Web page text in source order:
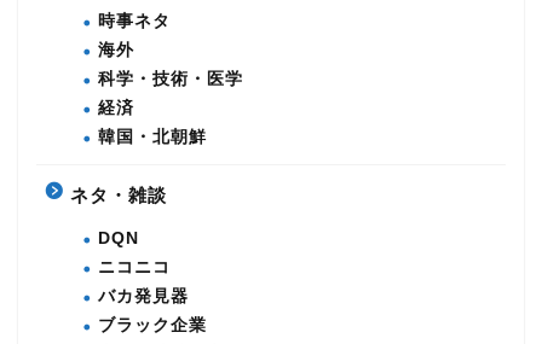
時事ネタ
海外
科学・技術・医学
経済
韓国・北朝鮮
ネタ・雑談
DQN
ニコニコ
バカ発見器
ブラック企業